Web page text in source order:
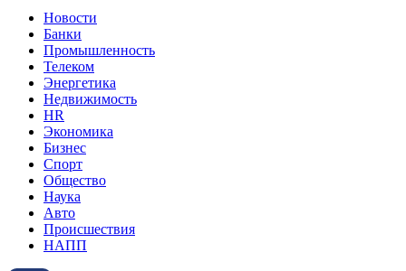
Новости
Банки
Промышленность
Телеком
Энергетика
Недвижимость
HR
Экономика
Бизнес
Спорт
Общество
Наука
Авто
Происшествия
НАПП